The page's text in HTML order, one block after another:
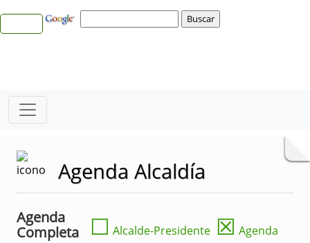
Agenda Alcaldía
Agenda
Completa
☐ Alcalde-Presidente ☒ Agenda